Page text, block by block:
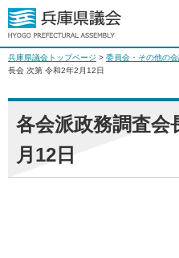
兵庫県議会トップページ > 委員会・その他の
長会 次第 令和2年2月12日
各会派政務調査会
月12日